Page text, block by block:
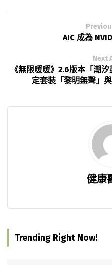
AIC 成為
Next
《無限暖暖》2.6版本「潮
定套裝「黎明無聲」
健康
Trending Right Now!